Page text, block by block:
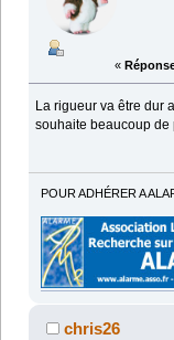
«
La rigueur va être dur
souhaite beaucoup
POUR ADHÉRER A
chris26